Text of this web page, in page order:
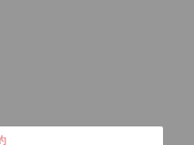
いウィンドウで開きます))